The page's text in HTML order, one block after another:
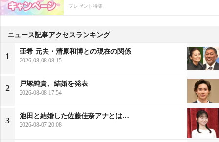
プレゼント特集
ニュース記事アクセスランキング
1
亜希 元夫・清原和博との現在の関係
2026-08-08 08:15
2
戸塚純貴、結婚を発表
2026-08-08 17:54
3
池田と結婚した佐藤佳奈アナとは…
2026-08-07 20:08